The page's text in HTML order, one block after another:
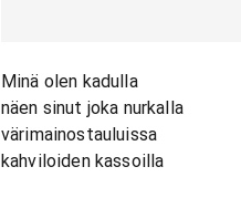
Minä olen kadulla
näen sinut joka nurkalla
värimainostauluissa
kahviloiden kassoilla